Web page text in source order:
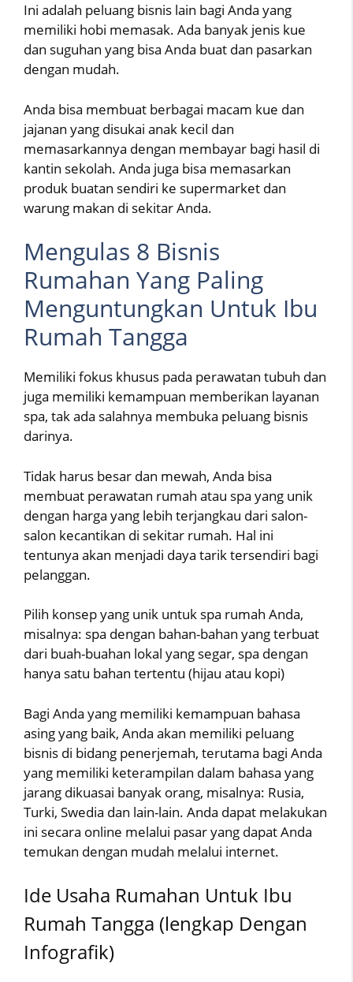
Ini adalah peluang bisnis lain bagi Anda yang
memiliki hobi memasak. Ada banyak jenis kue
dan suguhan yang bisa Anda buat dan pasarkan
dengan mudah.
Anda bisa membuat berbagai macam kue dan
jajanan yang disukai anak kecil dan
memasarkannya dengan membayar bagi hasil di
kantin sekolah. Anda juga bisa memasarkan
produk buatan sendiri ke supermarket dan
warung makan di sekitar Anda.
Mengulas 8 Bisnis
Rumahan Yang Paling
Menguntungkan Untuk Ibu
Rumah Tangga
Memiliki fokus khusus pada perawatan tubuh dan
juga memiliki kemampuan memberikan layanan
spa, tak ada salahnya membuka peluang bisnis
darinya.
Tidak harus besar dan mewah, Anda bisa
membuat perawatan rumah atau spa yang unik
dengan harga yang lebih terjangkau dari salon-
salon kecantikan di sekitar rumah. Hal ini
tentunya akan menjadi daya tarik tersendiri bagi
pelanggan.
Pilih konsep yang unik untuk spa rumah Anda,
misalnya: spa dengan bahan-bahan yang terbuat
dari buah-buahan lokal yang segar, spa dengan
hanya satu bahan tertentu (hijau atau kopi)
Bagi Anda yang memiliki kemampuan bahasa
asing yang baik, Anda akan memiliki peluang
bisnis di bidang penerjemah, terutama bagi Anda
yang memiliki keterampilan dalam bahasa yang
jarang dikuasai banyak orang, misalnya: Rusia,
Turki, Swedia dan lain-lain. Anda dapat melakukan
ini secara online melalui pasar yang dapat Anda
temukan dengan mudah melalui internet.
Ide Usaha Rumahan Untuk Ibu
Rumah Tangga (lengkap Dengan
Infografik)